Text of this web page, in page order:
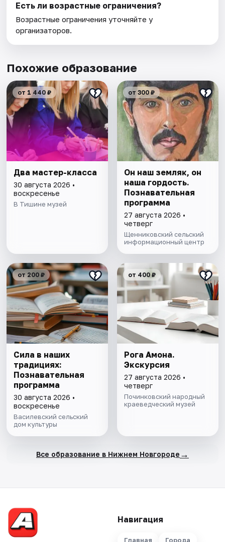
Есть ли возрастные ограничения?
Возрастные ограничения уточняйте у
организаторов.
Похожие образование
от 1 440 ₽
Два мастер-класса
30 августа 2026 •
воскресенье
В Тишине музей
от 300 ₽
Он наш земляк, он
наша гордость.
Познавательная
программа
27 августа 2026 •
четверг
Щенниковский сельский
информационный центр
от 200 ₽
Сила в наших
традициях:
Познавательная
программа
30 августа 2026 •
воскресенье
Василевский сельский
дом культуры
от 400 ₽
Рога Амона.
Экскурсия
27 августа 2026 •
четверг
Починковский народный
краеведческий музей
Все образование в Нижнем Новгороде →
Навигация
Главная Города